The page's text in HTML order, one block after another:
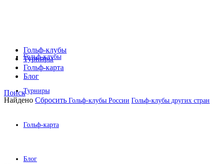
Гольф-клубы
Турниры
Гольф-карта
Блог
Гольф-клубы
Турниры
Гольф-карта
Блог
Поиск
Найдено Сбросить Гольф-клубы России Гольф-клубы других стран